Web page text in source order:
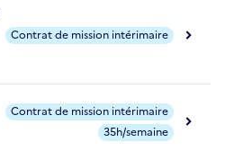
Contrat de mission intérimaire
Contrat de mission intérimaire
35h/semaine